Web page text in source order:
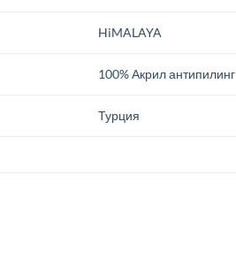
HiMALAYA
100% Акрил антипилинг
Турция